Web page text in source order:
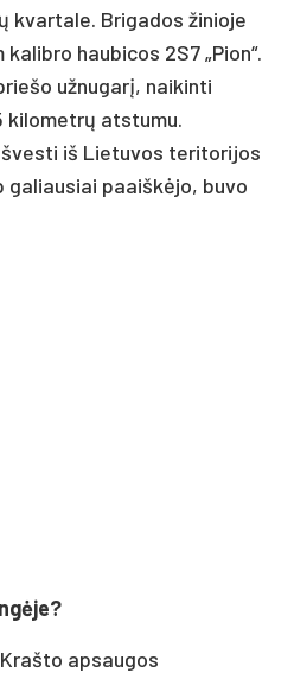
kvartale. Brigados žinioje
haubicos 2S7 „Pion“.
užnugarį, naikinti
kilometrų atstumu.
iš Lietuvos teritorijos
galiausiai paaiškėjo, buvo
apsaugos